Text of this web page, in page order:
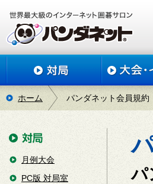
ホーム パンダネット会員規約
パ
月例大会
PC版 対局室